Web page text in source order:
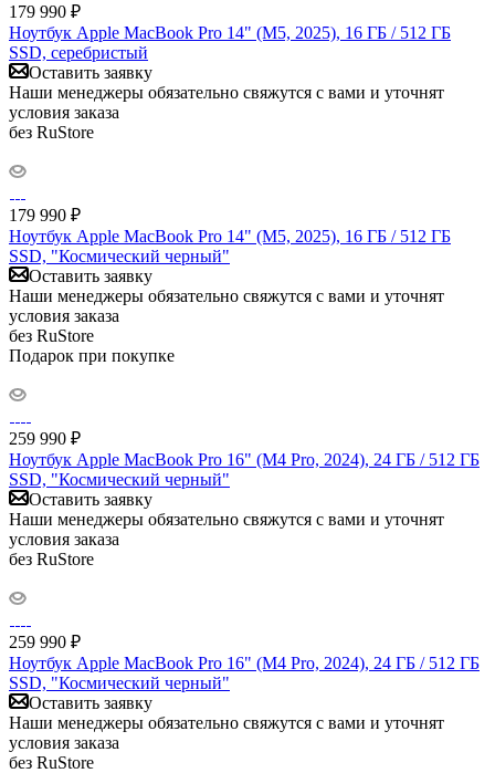
179 990 ₽
Ноутбук Apple MacBook Pro 14" (M5, 2025), 16 ГБ / 512 ГБ
SSD, серебристый
Оставить заявку
Наши менеджеры обязательно свяжутся с вами и уточнят
условия заказа
без RuStore
179 990 ₽
Ноутбук Apple MacBook Pro 14" (M5, 2025), 16 ГБ / 512 ГБ
SSD, "Космический черный"
Оставить заявку
Наши менеджеры обязательно свяжутся с вами и уточнят
условия заказа
без RuStore
Подарок при покупке
259 990 ₽
Ноутбук Apple MacBook Pro 16" (M4 Pro, 2024), 24 ГБ / 512 ГБ
SSD, "Космический черный"
Оставить заявку
Наши менеджеры обязательно свяжутся с вами и уточнят
условия заказа
без RuStore
259 990 ₽
Ноутбук Apple MacBook Pro 16" (M4 Pro, 2024), 24 ГБ / 512 ГБ
SSD, "Космический черный"
Оставить заявку
Наши менеджеры обязательно свяжутся с вами и уточнят
условия заказа
без RuStore